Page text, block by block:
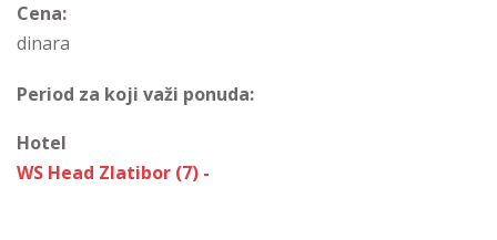
Cena:
dinara
Period za koji važi ponuda:
Hotel
WS Head Zlatibor (7) -